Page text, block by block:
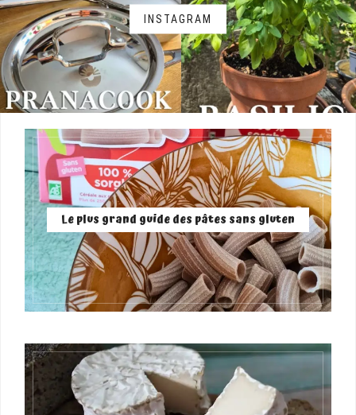
INSTAGRAM
Le plus grand guide des pâtes sans gluten